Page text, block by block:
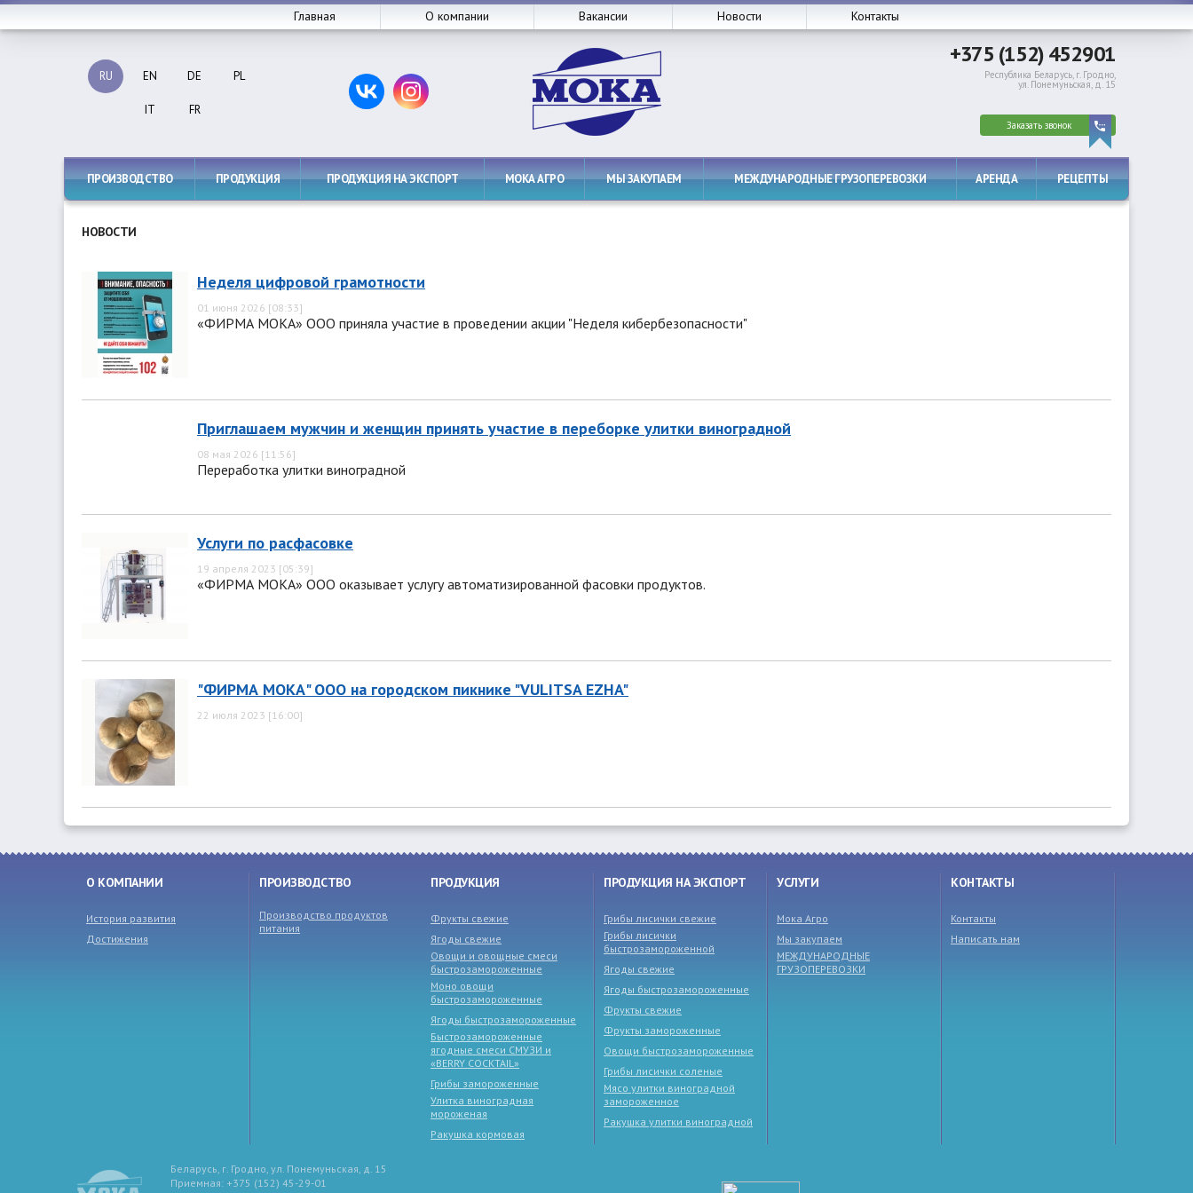
Главная О компании Вакансии Новости Контакты
RU EN DE PL
IT FR
+375 (152) 452901
Республика Беларусь, г. Гродно,
ул. Понемуньская, д. 15
Заказать звонок
ПРОИЗВОДСТВО ПРОДУКЦИЯ ПРОДУКЦИЯ НА ЭКСПОРТ МОКА АГРО МЫ ЗАКУПАЕМ МЕЖДУНАРОДНЫЕ ГРУЗОПЕРЕВОЗКИ АРЕНДА РЕЦЕПТЫ
НОВОСТИ
Неделя цифровой грамотности
01 июня 2026 [08:33]
«ФИРМА МОКА» ООО приняла участие в проведении акции "Неделя кибербезопасности"
Приглашаем мужчин и женщин принять участие в переборке улитки виноградной
08 мая 2026 [11:56]
Переработка улитки виноградной
Услуги по расфасовке
19 апреля 2023 [05:39]
«ФИРМА МОКА» ООО оказывает услугу автоматизированной фасовки продуктов.
"ФИРМА МОКА" ООО на городском пикнике "VULITSA EZHA"
22 июля 2023 [16:00]
О КОМПАНИИ
История развития
Достижения
ПРОИЗВОДСТВО
Производство продуктов
питания
ПРОДУКЦИЯ
Фрукты свежие
Ягоды свежие
Овощи и овощные смеси
быстрозамороженные
Моно овощи
быстрозамороженные
Ягоды быстрозамороженные
Быстрозамороженные
ягодные смеси СМУЗИ и
«BERRY COCKTAIL»
Грибы замороженные
Улитка виноградная
мороженая
Ракушка кормовая
ПРОДУКЦИЯ НА ЭКСПОРТ
Грибы лисички свежие
Грибы лисички
быстрозамороженной
Ягоды свежие
Ягоды быстрозамороженные
Фрукты свежие
Фрукты замороженные
Овощи быстрозамороженные
Грибы лисички соленые
Мясо улитки виноградной
замороженное
Ракушка улитки виноградной
УСЛУГИ
Мока Агро
Мы закупаем
МЕЖДУНАРОДНЫЕ
ГРУЗОПЕРЕВОЗКИ
КОНТАКТЫ
Контакты
Написать нам
Беларусь, г. Гродно, ул. Понемуньская, д. 15
Приемная: +375 (152) 45-29-01